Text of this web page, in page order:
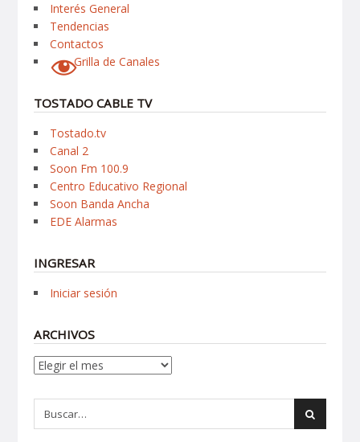
Interés General
Tendencias
Contactos
Grilla de Canales
TOSTADO CABLE TV
Tostado.tv
Canal 2
Soon Fm 100.9
Centro Educativo Regional
Soon Banda Ancha
EDE Alarmas
INGRESAR
Iniciar sesión
ARCHIVOS
Archivos